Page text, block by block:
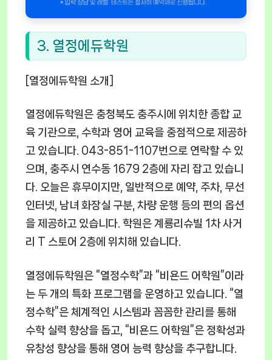
3. 열정에듀학원
[열정에듀학원 소개]
열정에듀학원은 충청북도 충주시에 위치한 종합 교
육 기관으로, 수학과 영어 교육을 중점적으로 제공하
고 있습니다. 043-851-1107번으로 연락할 수 있
으며, 충주시 연수동 1679 2층에 자리 잡고 있습니
다. 오늘은 휴무이지만, 일반적으로 예약, 주차, 무선
인터넷, 남녀 화장실 구분, 차량 운행 등의 편의 옵션
을 제공하고 있습니다. 학원은 계룡리슈빌 1차 사거
리 T 스토어 2층에 위치해 있습니다.
열정에듀학원은 “열정수학”과 “비욘드 어학원”이라
는 두 개의 특화 프로그램을 운영하고 있습니다. “열
정수학”은 체계적인 시스템과 꼼꼼한 관리를 통해
수학 실력 향상을 돕고, “비욘드 어학원”은 정확성과
유창성 향상을 통해 영어 능력 향상을 추구합니다.